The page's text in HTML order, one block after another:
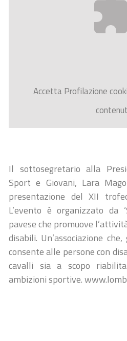
AccettaProfilazione
Il sottosegretario alla
Sport e Giovani, Lara
presentazione del XII
L’evento è organizzato da
pavese che promuove
disabili. Un’associazione
consente alle persone con
cavalli sia a scopo
ambizioni sportive.